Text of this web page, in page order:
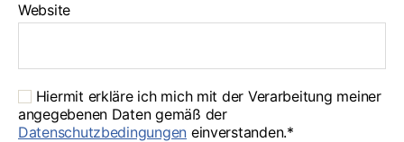
Website
Hiermit erkläre ich mich mit der Verarbeitung meiner
angegebenen Daten gemäß der
Datenschutzbedingungen einverstanden.*